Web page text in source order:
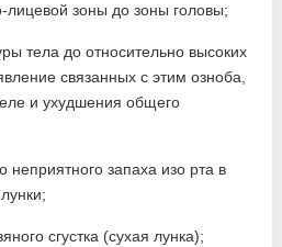
лицевой зоны до зоны головы;
тела до относительно высоких
связанных с этим озноба,
и ухудшения общего
неприятного запаха изо рта в
сгустка (сухая лунка);